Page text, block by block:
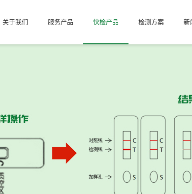
关于我们 服务产品 快检产品 检测方案 新